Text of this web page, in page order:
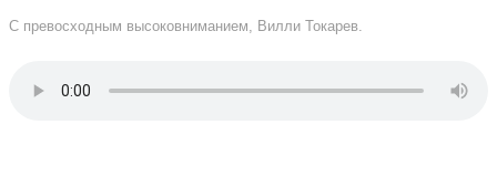
ФОТО
ПЕСНИ
С превосходным высоковниманием, Вилли Токарев.